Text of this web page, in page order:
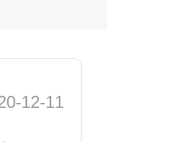
12-11